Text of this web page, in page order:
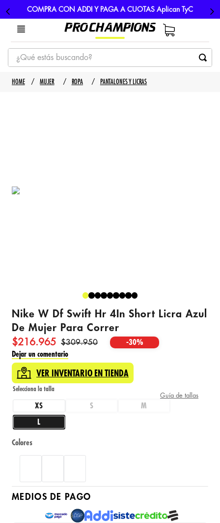
COMPRA CON ADDI Y PAGA A CUOTAS Aplican TyC
¿Qué estás buscando?
TÉRMINOS MÁS BUSCADOS
MUJER ROPA PANTALONES Y LICRAS
Nike W Df Swift Hr 4In Short Licra Azul
De Mujer Para Correr
$216.965 $309.950 -30%
Dejar un comentario
VER INVENTARIO EN TIENDA
Guía de tallas
XS S M
L
Colores
MEDIOS DE PAGO